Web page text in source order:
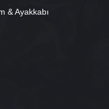
& Ayakkabı